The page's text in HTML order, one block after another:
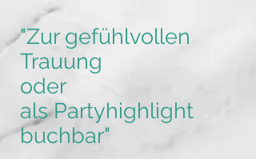
"Zur gefühlvollen
Trauung
oder
alsPartyhighlight
buchbar"